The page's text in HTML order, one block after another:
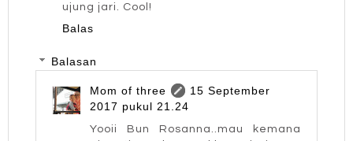
ujung jari. Cool!
Balas
Balasan
Mom of three
15 September
2017 pukul 21.24
Yooii Bun Rosanna..mau kemana